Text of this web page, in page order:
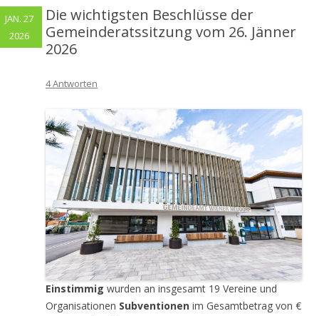
Die wichtigsten Beschlüsse der
Gemeinderatssitzung vom 26. Jänner
2026
4 Antworten
Einstimmig wurden an insgesamt 19 Vereine und
Organisationen Subventionen im Gesamtbetrag von €
JAN. 27
2026